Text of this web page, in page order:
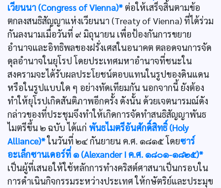
เวียนนา (Congress of Vienna)* ต่อให้เสร็จสิ้นตามข้อ
ตกลงสนธิสัญญาแห่งเวียนนา (Treaty of Vienna) ที่ได้ร่วม
กันลงนามเมื่อวันที่ ๙ มิถุนายน เพื่อป้องกันการขยาย
อำนาจและอิทธิพลของฝรั่งเศสในอนาคต ตลอดจนการจัด
ดุลอำนาจในยุโรป โดยประเทศมหาอำนาจที่ชนะใน
สงครามจะได้รับผลประโยชน์ตอบแทนในรูปของดินแดน
หรือในรูปแบบใด ๆ อย่างทัดเทียมกัน นอกจากนี้ ยังต้อง
ทำให้ยุโรปเกิดสันติภาพอีกครั้ง ดังนั้น ด้วยเจตนารมณ์ดัง
กล่าวของที่ประชุมจึงทำให้เกิดการจัดทำสนธิสัญญาพันธ
ไมตรีขึ้น ๒ ฉบับ ได้แก่ พันธไมตรีอันศักดิ์สิทธิ์ (Holy
Alliance)*ในวันที่ ๒๔ กันยายน ค.ศ. ๑๘๑๕ โดยซาร์
อะเล็กซานเดอร์ที่ ๑ (Alexander I ค.ศ. ๑๘๐๑-๑๘๒๕)*
เป็นผู้ที่เสนอให้ใช้หลักการทำงคริสต์ศาสนาเป็นกรอบใน
การดำเนินกิจกรรมระหว่างประเทศ ให้กษัตริย์และประมุข